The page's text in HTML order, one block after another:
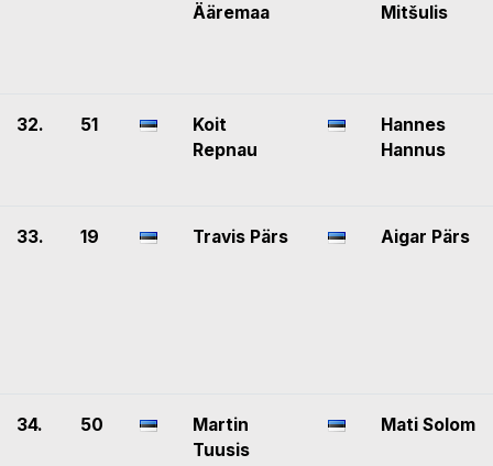
Ääremaa
Mitšulis
32. 51
Koit
Repnau
Hannes
Hannus
33. 19 Travis Pärs Aigar Pärs
34. 50
Martin
Tuusis
Mati Solom